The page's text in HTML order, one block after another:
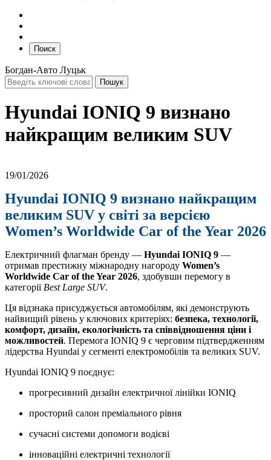
Поиск
Богдан-Авто Луцьк
Hyundai IONIQ 9 визнано
найкращим великим SUV
19/01/2026
Hyundai IONIQ 9 визнано найкращим
великим SUV у світі за версією
Women’s Worldwide Car of the Year 2026
Електричний флагман бренду — Hyundai IONIQ 9 —
отримав престижну міжнародну нагороду Women’s
Worldwide Car of the Year 2026, здобувши перемогу в
категорії Best Large SUV.
Ця відзнака присуджується автомобілям, які демонструють
найвищий рівень у ключових критеріях: безпека, технології,
комфорт, дизайн, екологічність та співвідношення ціни і
можливостей. Перемога IONIQ 9 є черговим підтвердженням
лідерства Hyundai у сегменті електромобілів та великих SUV.
Hyundai IONIQ 9 поєднує:
прогресивний дизайн електричної лінійки IONIQ
просторий салон преміального рівня
сучасні системи допомоги водієві
інноваційні електричні технології